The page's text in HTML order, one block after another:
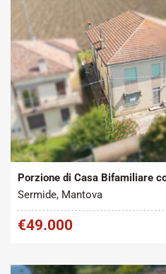
Tipo contratto:
Vendita
Porzione di Casa Bifamiliare
Sermide, Mantova
€49.000